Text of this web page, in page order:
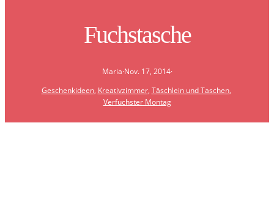
Fuchstasche
Maria·Nov. 17, 2014·
Geschenkideen, Kreativzimmer, Täschlein und Taschen
Verfuchster Montag